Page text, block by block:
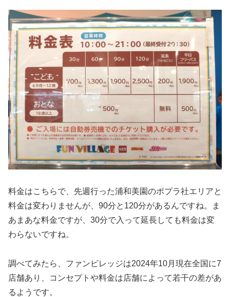
料金はこちらで、先週行った浦和美園のポプラ社エリアと
料金は変わりませんが、90分と120分があるんですね。ま
あまあな料金ですが、30分で入って延長しても料金は変
わらないですね。
調べてみたら、ファンビレッジは2024年10月現在全国に7
店舗あり、コンセプトや料金は店舗によって若干の差があ
るようです。